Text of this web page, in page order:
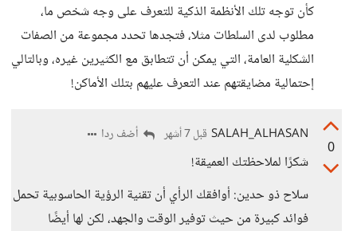
كأن توجه تلك الأنظمة الذكية للتعرف على وجه شخص ما،
مطلوب لدى السلطات مثلا، فتجدها تحدد مجموعة من الصفات
الشكلية العامة، التي يمكن أن تتطابق مع الكثيرين غيره، وبالتالي
إحتمالية مضايقتهم عند التعرف عليهم بتلك الأماكن!
0
SALAH_ALHASAN قبل 7 أشهر أضف ردا
شكرًا لملاحظتك العميقة!
سلاح ذو حدين: أوافقك الرأي أن تقنية الرؤية الحاسوبية تحمل
فوائد كبيرة من حيث توفير الوقت والجهد، لكن لها أيضًا